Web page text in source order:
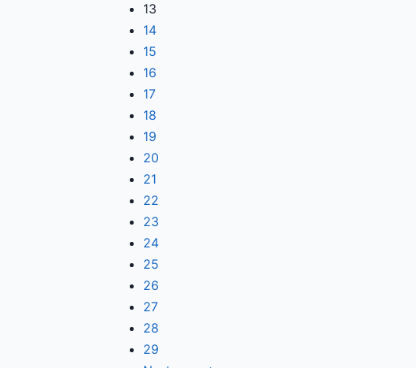
13
14
15
16
17
18
19
20
21
22
23
24
25
26
27
28
29